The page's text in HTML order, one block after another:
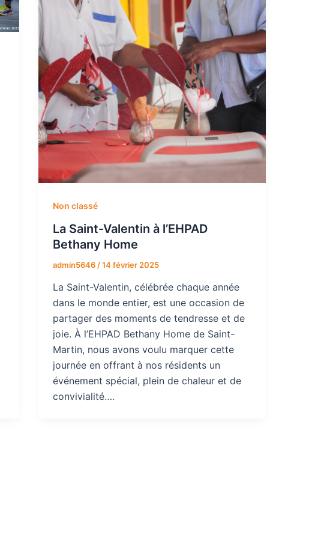
Non classé
La Saint-Valentin à l’EHPAD
Bethany Home
admin5646 /14 février 2025
La Saint-Valentin, célébrée chaque année
dans le monde entier, est une occasion de
partager des moments de tendresse et de
joie. À l’EHPAD Bethany Home de Saint-
Martin, nous avons voulu marquer cette
journée en offrant à nos résidents un
événement spécial, plein de chaleur et de
convivialité….